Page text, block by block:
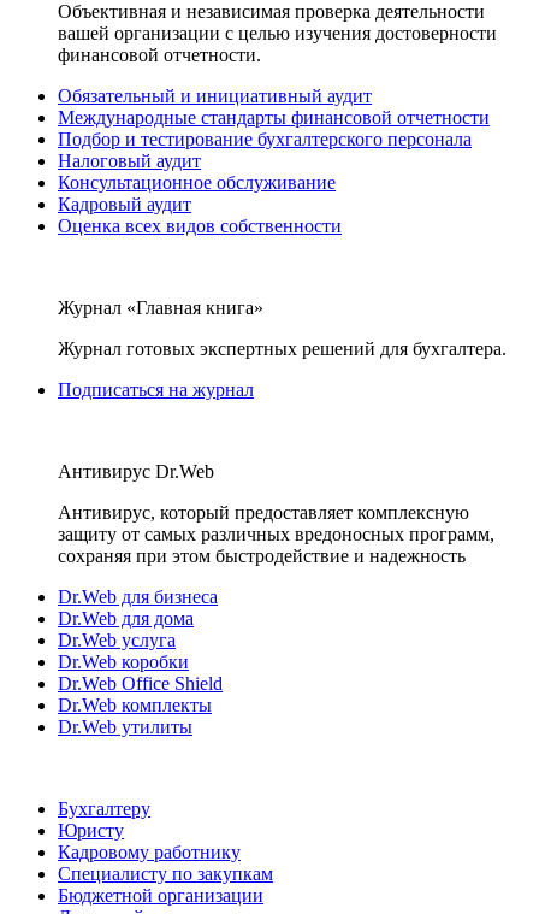
Объективная и независимая проверка деятельности
вашей организации с целью изучения достоверности
финансовой отчетности.
Обязательный и инициативный аудит
Международные стандарты финансовой отчетности
Подбор и тестирование бухгалтерского персонала
Налоговый аудит
Консультационное обслуживание
Кадровый аудит
Оценка всех видов собственности
Журнал «Главная книга»
Журнал готовых экспертных решений для бухгалтера.
Подписаться на журнал
Антивирус Dr.Web
Антивирус, который предоставляет комплексную
защиту от самых различных вредоносных программ,
сохраняя при этом быстродействие и надежность
Dr.Web для бизнеса
Dr.Web для дома
Dr.Web услуга
Dr.Web коробки
Dr.Web Office Shield
Dr.Web комплекты
Dr.Web утилиты
Бухгалтеру
Юристу
Кадровому работнику
Специалисту по закупкам
Бюджетной организации